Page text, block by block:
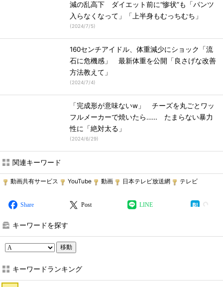
減の乱高下 ダイエット前に“惨状”も「パンツ
入らなくなって」「上半身もむっちむち」
(2024/7/5)
160センチアイドル、体重減少にショック「流
石に危機感」 最新体重を公開「良さげな改善
方法教えて」
(2024/7/4)
「完成形が意味ないw」 チーズを丸ごとワッ
フルメーカーで焼いたら…… たまらない暴力
性に「絶対太る」
(2024/6/29)
関連キーワード
動画共有サービス YouTube 動画 日本テレビ放送網 テレビ
Share Post LINE
キーワードを探す
移動
キーワードランキング